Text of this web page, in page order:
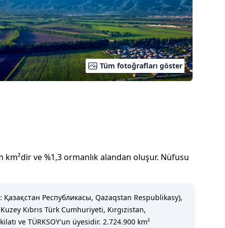
Tüm fotoğrafları göster
km²dirve%1,3ormanlık alandan oluşur. Nüfusu
Республикасы, Qazaqstan Respublikasy),
Kıbrıs Türk Cumhuriyeti, Kırgızistan,
ve TÜRKSOY'un üyesidir. 2.724.900 km²